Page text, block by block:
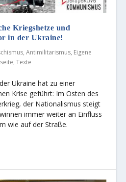
Kriegshetze und
in der Ukraine!
,Antimilitarismus, Eigene
,Texte
Ukraine hat zu einer
Krise geführt: Im Osten des
der Nationalismus steigt
immer weiter an Einfluss
wie auf der Straße.